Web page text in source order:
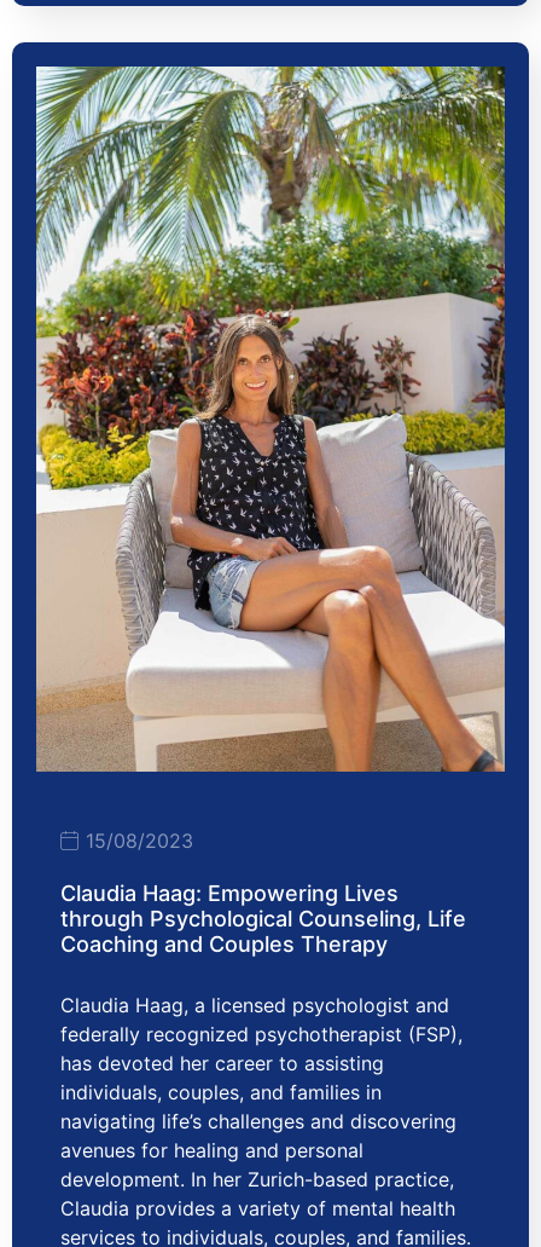
15/08/2023
Claudia Haag: Empowering Lives
through Psychological Counseling, Life
Coaching and Couples Therapy
Claudia Haag, a licensed psychologist and
federally recognized psychotherapist (FSP),
has devoted her career to assisting
individuals, couples, and families in
navigating life’s challenges and discovering
avenues for healing and personal
development. In her Zurich-based practice,
Claudia provides a variety of mental health
services to individuals, couples, and families.